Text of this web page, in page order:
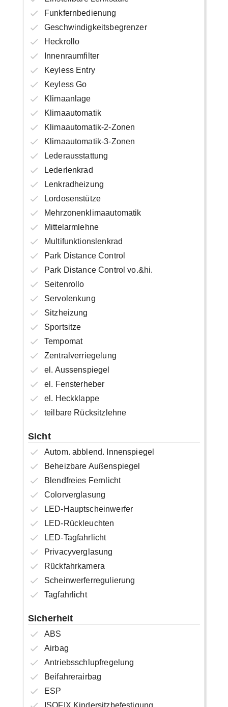
Funkfernbedienung
Geschwindigkeitsbegrenzer
Heckrollo
Innenraumfilter
Keyless Entry
Keyless Go
Klimaanlage
Klimaautomatik
Klimaautomatik-2-Zonen
Klimaautomatik-3-Zonen
Lederausstattung
Lederlenkrad
Lenkradheizung
Lordosenstütze
Mehrzonenklimaautomatik
Mittelarmlehne
Multifunktionslenkrad
Park Distance Control
Park Distance Control vo.&hi.
Seitenrollo
Servolenkung
Sitzheizung
Sportsitze
Tempomat
Zentralverriegelung
el. Aussenspiegel
el. Fensterheber
el. Heckklappe
teilbare Rücksitzlehne
Sicht
Autom. abblend. Innenspiegel
Beheizbare Außenspiegel
Blendfreies Fernlicht
Colorverglasung
LED-Hauptscheinwerfer
LED-Rückleuchten
LED-Tagfahrlicht
Privacyverglasung
Rückfahrkamera
Scheinwerferregulierung
Tagfahrlicht
Sicherheit
ABS
Airbag
Antriebsschlupfregelung
Beifahrerairbag
ESP
ISOFIX Kindersitzbefestigung